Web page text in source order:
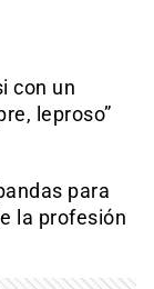
con un
leproso”
para
la profesión